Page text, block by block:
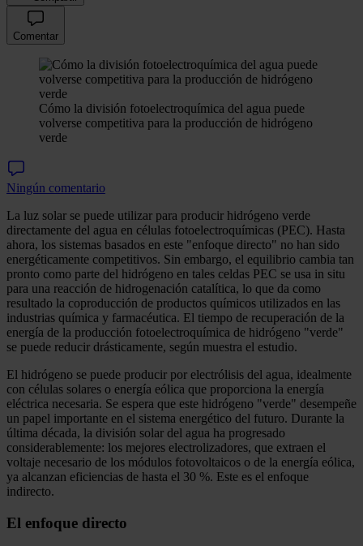
Comentar
Cómo la división fotoelectroquímica del agua puede
volverse competitiva para la producción de hidrógeno
verde
Ningún comentario
La luz solar se puede utilizar para producir hidrógeno verde
directamente del agua en células fotoelectroquímicas (PEC). Hasta
ahora, los sistemas basados en este "enfoque directo" no han sido
energéticamente competitivos. Sin embargo, el equilibrio cambia tan
pronto como parte del hidrógeno en tales celdas PEC se usa in situ
para una reacción de hidrogenación catalítica, lo que da como
resultado la coproducción de productos químicos utilizados en las
industrias química y farmacéutica. El tiempo de recuperación de la
energía de la producción fotoelectroquímica de hidrógeno "verde"
se puede reducir drásticamente, según muestra el estudio.
El hidrógeno se puede producir por electrólisis del agua, idealmente
con células solares o energía eólica que proporciona la energía
eléctrica necesaria. Se espera que este hidrógeno "verde" desempeñe
un papel importante en el sistema energético del futuro. Durante la
última década, la división solar del agua ha progresado
considerablemente: los mejores electrolizadores, que extraen el
voltaje necesario de los módulos fotovoltaicos o de la energía eólica,
ya alcanzan eficiencias de hasta el 30 %. Este es el enfoque
indirecto.
El enfoque directo